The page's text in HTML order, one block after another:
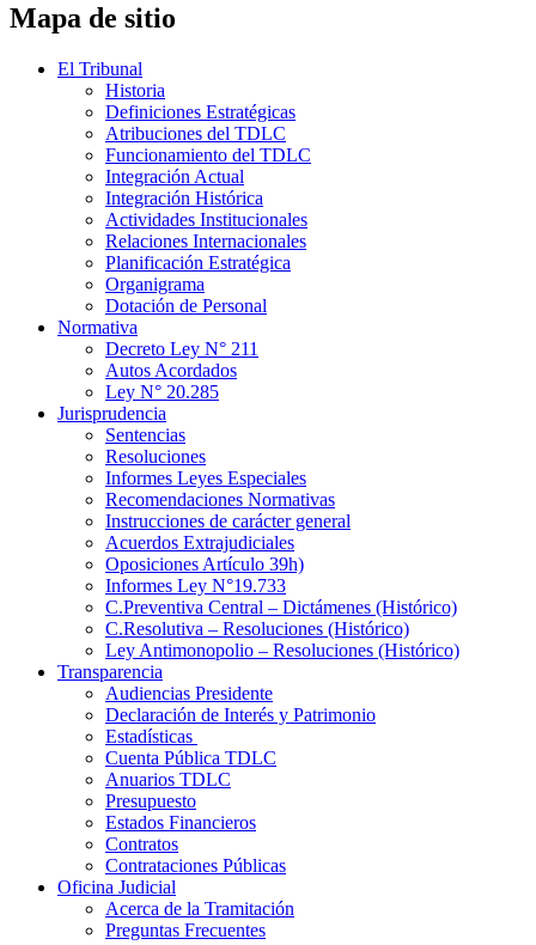
Mapa de sitio
El Tribunal
Historia
Definiciones Estratégicas
Atribuciones del TDLC
Funcionamiento del TDLC
Integración Actual
Integración Histórica
Actividades Institucionales
Relaciones Internacionales
Planificación Estratégica
Organigrama
Dotación de Personal
Normativa
Decreto Ley N° 211
Autos Acordados
Ley N° 20.285
Jurisprudencia
Sentencias
Resoluciones
Informes Leyes Especiales
Recomendaciones Normativas
Instrucciones de carácter general
Acuerdos Extrajudiciales
Oposiciones Artículo 39h)
Informes Ley N°19.733
C.Preventiva Central – Dictámenes (Histórico)
C.Resolutiva – Resoluciones (Histórico)
Ley Antimonopolio – Resoluciones (Histórico)
Transparencia
Audiencias Presidente
Declaración de Interés y Patrimonio
Estadísticas
Cuenta Pública TDLC
Anuarios TDLC
Presupuesto
Estados Financieros
Contratos
Contrataciones Públicas
Oficina Judicial
Acerca de la Tramitación
Preguntas Frecuentes